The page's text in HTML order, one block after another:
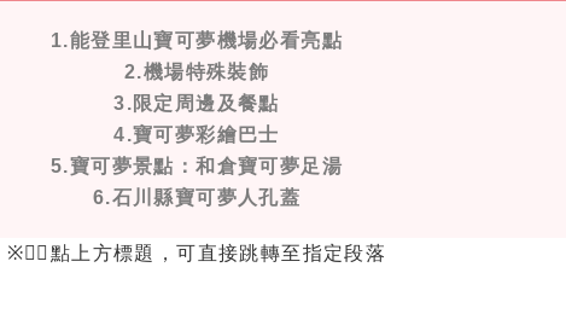
1.能登里山寶可夢機場必看亮點
2.機場特殊裝飾
3.限定周邊及餐點
4.寶可夢彩繪巴士
5.寶可夢景點：和倉寶可夢足湯
6.石川縣寶可夢人孔蓋
※☝🏻點上方標題，可直接跳轉至指定段落